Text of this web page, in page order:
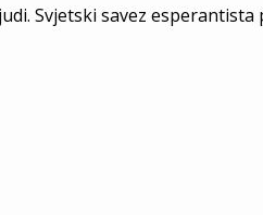
Svjetski savez esperantista